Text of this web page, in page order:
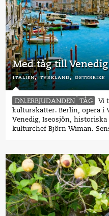
Med tåg till Venedig
italien,tyskland,österrike
DN.ERBJUDANDEN TÅG
Vi
kulturskatter. Berlin, opera i
Venedig, Iseosjön,
kulturchef Björn Wiman.